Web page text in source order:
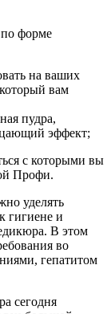
форме
на ваших
вам
пудра,
эффект;
с которыми вы
Профи.
уделять
гигиене и
В этом
во
гепатитом
сегодня